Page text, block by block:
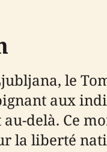
le
aux
delà. Ce
la liberté